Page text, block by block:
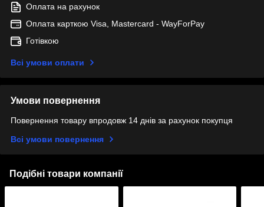
Оплата на рахунок
Оплата карткою Visa, Mastercard - WayForPay
Готівкою
Всі умови оплати
Умови повернення
Повернення товару впродовж 14 днів за рахунок покупця
Всі умови повернення
Подібні товари компанії